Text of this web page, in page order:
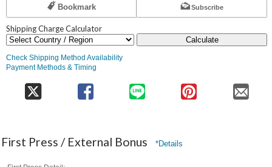
Bookmark Subscribe
Shipping Charge Calculator
Calculate
Check Shipping Method Availability
Payment Methods & Timing
First Press / External Bonus *Details